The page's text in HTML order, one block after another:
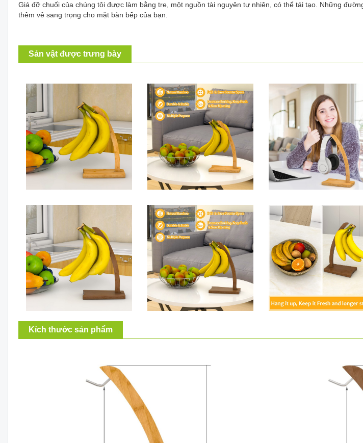
Giá đỡ chuối của chúng tôi được làm bằng tre, một nguồn tài nguyên tự nhiên, có thể tái tạo. Những
thêm vẻ sang trọng cho mặt bàn bếp của bạn.
Sản vật được trưng bày
Kích thước sản phẩm